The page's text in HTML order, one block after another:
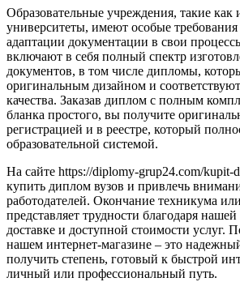
Образовательные учреждения, такие как
университеты, имеют особые
адаптации документации в свои
включают в себя полный спектр
документов, в том числе дипломы,
оригинальным дизайном и
качества. Заказав диплом с полным
бланка простого, вы получите
регистрацией и в реестре, который
образовательной системой.
На сайте https://diplomy-grup24.com/kupit-
купить диплом вузов и привлечь
работодателей. Окончание техникума
представляет трудности благодаря
доставке и доступной стоимости услуг.
нашем интернет-магазине – это
получить степень, готовый к быстрой
личный или профессиональный путь.